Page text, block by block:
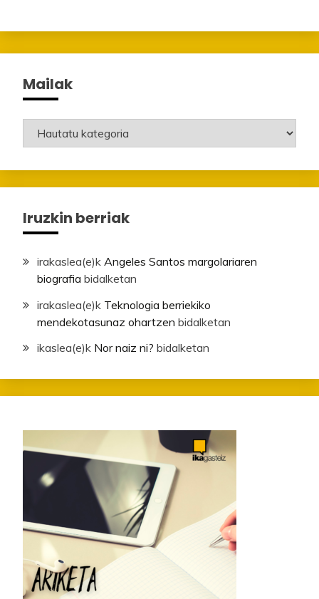
Mailak
Mailak
Iruzkin berriak
irakaslea(e)k Angeles Santos margolariaren
biografia bidalketan
irakaslea(e)k Teknologia berriekiko
mendekotasunaz ohartzen bidalketan
ikaslea(e)k Nor naiz ni? bidalketan